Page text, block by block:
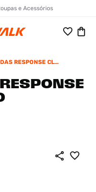
e Acessórios
RESPONSE CL